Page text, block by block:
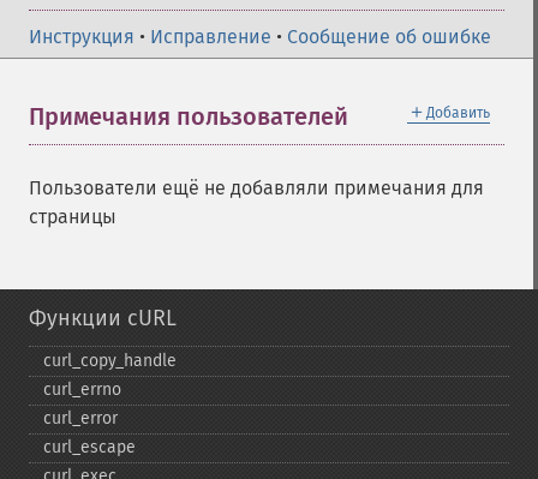
Инструкция • Исправление • Сообщение об ошибке
＋ Добавить
Примечания пользователей
Пользователи ещё не добавляли примечания для
страницы
Функции cURL
curl_​copy_​handle
curl_​errno
curl_​error
curl_​escape